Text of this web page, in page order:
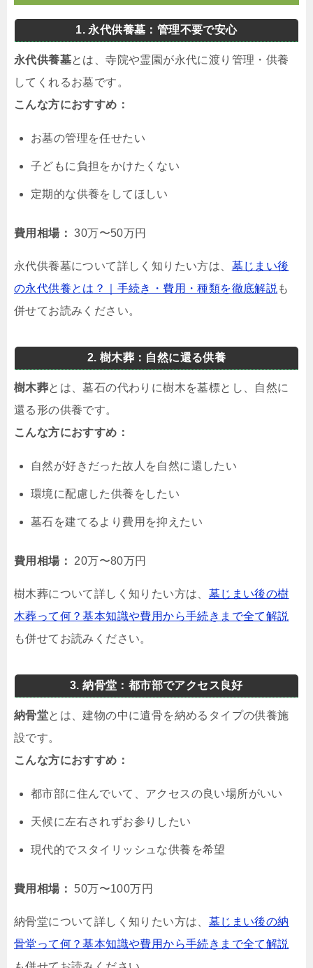
1. 永代供養墓：管理不要で安心
永代供養墓とは、寺院や霊園が永代に渡り管理・供養
してくれるお墓です。
こんな方におすすめ：
お墓の管理を任せたい
子どもに負担をかけたくない
定期的な供養をしてほしい
費用相場： 30万〜50万円
永代供養墓について詳しく知りたい方は、 墓じまい後
の永代供養とは？｜手続き・費用・種類を徹底解説 も
併せてお読みください。
2. 樹木葬：自然に還る供養
樹木葬とは、墓石の代わりに樹木を墓標とし、自然に
還る形の供養です。
こんな方におすすめ：
自然が好きだった故人を自然に還したい
環境に配慮した供養をしたい
墓石を建てるより費用を抑えたい
費用相場： 20万〜80万円
樹木葬について詳しく知りたい方は、 墓じまい後の樹
木葬って何？基本知識や費用から手続きまで全て解説
も併せてお読みください。
3. 納骨堂：都市部でアクセス良好
納骨堂とは、建物の中に遺骨を納めるタイプの供養施
設です。
こんな方におすすめ：
都市部に住んでいて、アクセスの良い場所がいい
天候に左右されずお参りしたい
現代的でスタイリッシュな供養を希望
費用相場： 50万〜100万円
納骨堂について詳しく知りたい方は、 墓じまい後の納
骨堂って何？基本知識や費用から手続きまで全て解説